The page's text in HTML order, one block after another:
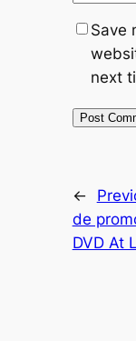
Save
next
←
de
DVD At